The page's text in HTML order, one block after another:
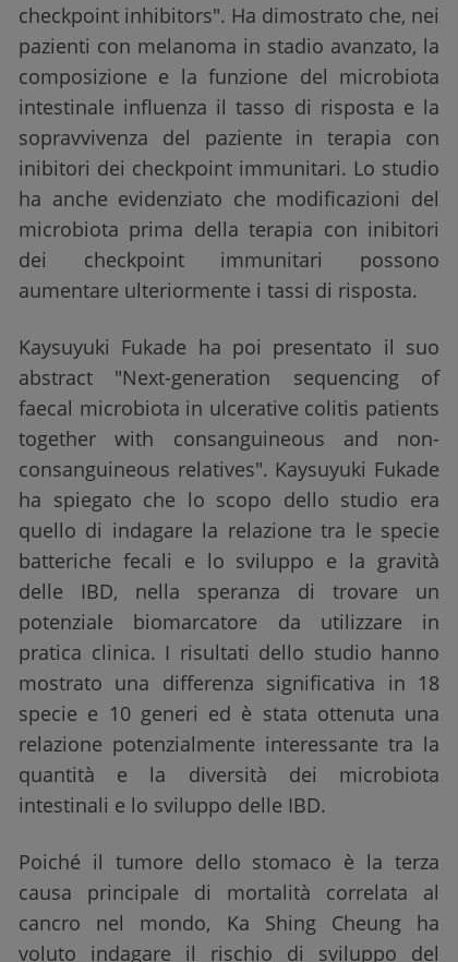
checkpoint inhibitors". Ha dimostrato che, nei
pazienti con melanoma in stadio avanzato, la
composizione e la funzione del microbiota
intestinale influenza il tasso di risposta e la
sopravvivenza del paziente in terapia con
inibitori dei checkpoint immunitari. Lo studio
ha anche evidenziato che modificazioni del
microbiota prima della terapia con inibitori
dei checkpoint immunitari possono
aumentare ulteriormente i tassi di risposta.
Kaysuyuki Fukade ha poi presentato il suo
abstract "Next-generation sequencing of
faecal microbiota in ulcerative colitis patients
together with consanguineous and non-
consanguineous relatives". Kaysuyuki Fukade
ha spiegato che lo scopo dello studio era
quello di indagare la relazione tra le specie
batteriche fecali e lo sviluppo e la gravità
delle IBD, nella speranza di trovare un
potenziale biomarcatore da utilizzare in
pratica clinica. I risultati dello studio hanno
mostrato una differenza significativa in 18
specie e 10 generi ed è stata ottenuta una
relazione potenzialmente interessante tra la
quantità e la diversità dei microbiota
intestinali e lo sviluppo delle IBD.
Poiché il tumore dello stomaco è la terza
causa principale di mortalità correlata al
cancro nel mondo, Ka Shing Cheung ha
voluto indagare il rischio di sviluppo del